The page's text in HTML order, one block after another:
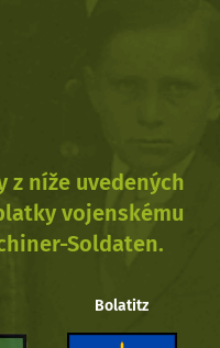
z níže uvedených
vojenskému
Soldaten.
Bolatitz